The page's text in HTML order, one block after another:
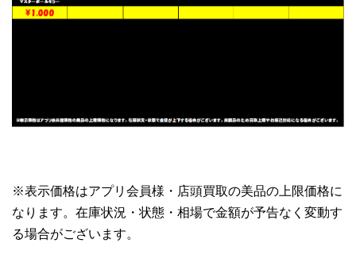
※表示価格はアプリ会員様・店頭買取の美品の上限価格に
なります。在庫状況・状態・相場で金額が予告なく変動す
る場合がございます。